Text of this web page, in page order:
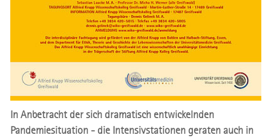
In Anbetracht der sich dramatisch entwickelnden
Pandemiesituation - die Intensivstationen geraten auch in